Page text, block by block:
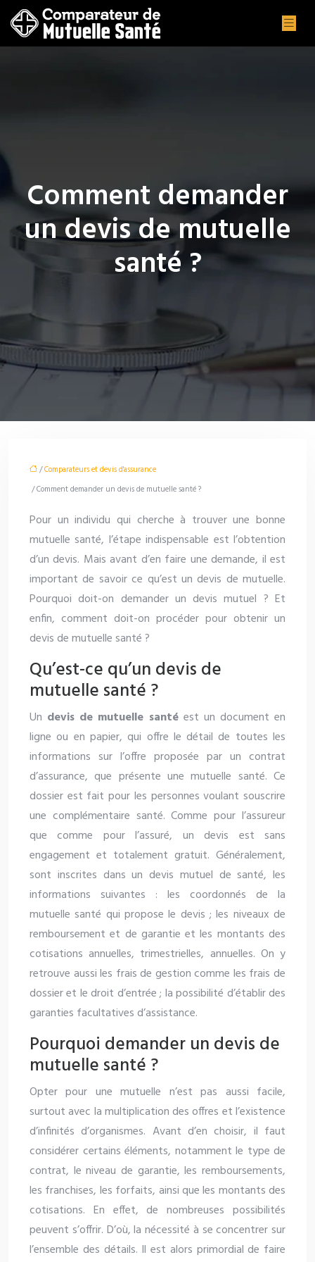
Comment demander
un devis de mutuelle
santé ?
/Comparateurs et devis d'assurance
/ Comment demander un devis de mutuelle santé ?
Pour un individu qui cherche à trouver une bonne
mutuelle santé, l’étape indispensable est l’obtention
d’un devis. Mais avant d’en faire une demande, il est
important de savoir ce qu’est un devis de mutuelle.
Pourquoi doit-on demander un devis mutuel ? Et
enfin, comment doit-on procéder pour obtenir un
devis de mutuelle santé ?
Qu’est-ce qu’un devis de
mutuelle santé ?
Un devis de mutuelle santéest un document en
ligne ou en papier, qui offre le détail de toutes les
informations sur l’offre proposée par un contrat
d’assurance, que présente une mutuelle santé. Ce
dossier est fait pour les personnes voulant souscrire
une complémentaire santé. Comme pour l’assureur
que comme pour l’assuré, un devis est sans
engagement et totalement gratuit. Généralement,
sont inscrites dans un devis mutuel de santé, les
informations suivantes : les coordonnés de la
mutuelle santé qui propose le devis ; les niveaux de
remboursement et de garantie et les montants des
cotisations annuelles, trimestrielles, annuelles. On y
retrouve aussi les frais de gestion comme les frais de
dossier et le droit d’entrée ; la possibilité d’établir des
garanties facultatives d’assistance.
Pourquoi demander un devis de
mutuelle santé ?
Opter pour une mutuelle n’est pas aussi facile,
surtout avec la multiplication des offres et l’existence
d’infinités d’organismes. Avant d’en choisir, il faut
considérer certains éléments, notamment le type de
contrat, le niveau de garantie, les remboursements,
les franchises, les forfaits, ainsi que les montants des
cotisations. En effet, de nombreuses possibilités
peuvent s’offrir. D’où, la nécessité à se concentrer sur
l’ensemble des détails. Il est alors primordial de faire